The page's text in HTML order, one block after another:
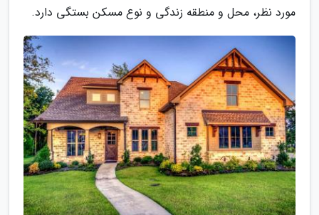
مورد نظر، محل و منطقه زندگی و نوع مسکن بستگی دارد.